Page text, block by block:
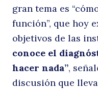
gran tema es
función”, que hoy
objetivos de las
conoce el
hacer nada”,
discusión que